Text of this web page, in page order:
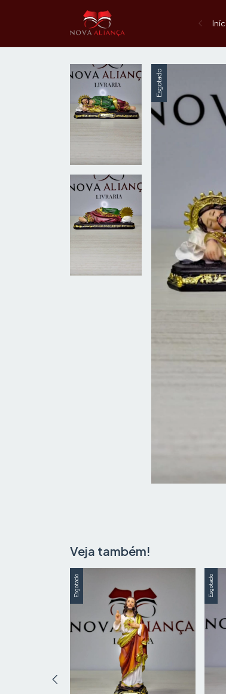
Esgotado
Veja também!
Esgotado Esgotado